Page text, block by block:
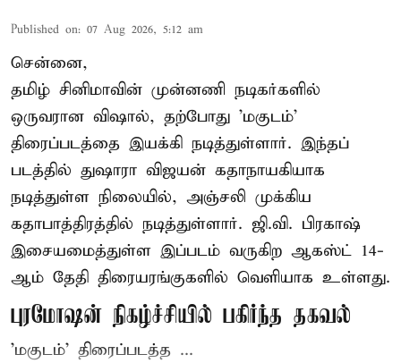
Published on: 07 Aug 2026, 5:12 am
சென்னை,
தமிழ் சினிமாவின் முன்னணி நடிகர்களில்
ஒருவரான விஷால், தற்போது 'மகுடம்'
திரைப்படத்தை இயக்கி நடித்துள்ளார். இந்தப்
படத்தில் துஷாரா விஜயன் கதாநாயகியாக
நடித்துள்ள நிலையில், அஞ்சலி முக்கிய
கதாபாத்திரத்தில் நடித்துள்ளார். ஜி.வி. பிரகாஷ்
இசையமைத்துள்ள இப்படம் வருகிற ஆகஸ்ட் 14-
ஆம் தேதி திரையரங்குகளில் வெளியாக உள்ளது.
புரமோஷன் நிகழ்ச்சியில் பகிர்ந்த தகவல்
'மகுடம்' திரைப்படத்த ...